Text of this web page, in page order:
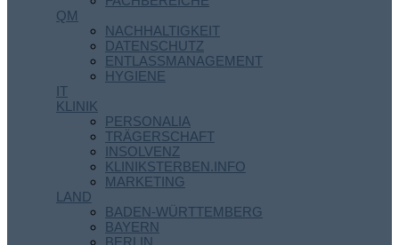
QM
NACHHALTIGKEIT
DATENSCHUTZ
ENTLASSMANAGEMENT
HYGIENE
IT
KLINIK
PERSONALIA
TRÄGERSCHAFT
INSOLVENZ
KLINIKSTERBEN.INFO
MARKETING
LAND
BADEN-WÜRTTEMBERG
BAYERN
BERLIN